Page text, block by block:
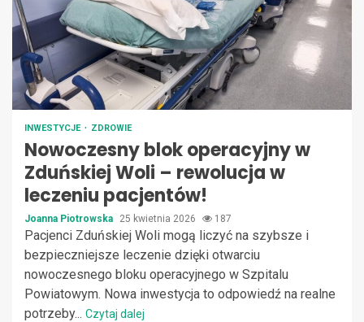
INWESTYCJE ZDROWIE
Nowoczesny blok operacyjny w
Zduńskiej Woli – rewolucja w
leczeniu pacjentów!
Joanna Piotrowska 25 kwietnia 2026 187
Pacjenci Zduńskiej Woli mogą liczyć na szybsze i
bezpieczniejsze leczenie dzięki otwarciu
nowoczesnego bloku operacyjnego w Szpitalu
Powiatowym. Nowa inwestycja to odpowiedź na realne
potrzeby... Czytaj dalej